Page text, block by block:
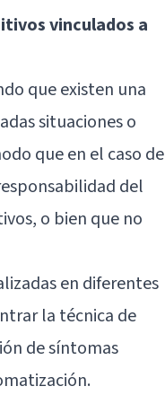
vinculados a
que existen una
situaciones o
que en el caso de
del
o bien que no
en diferentes
la técnica de
de síntomas